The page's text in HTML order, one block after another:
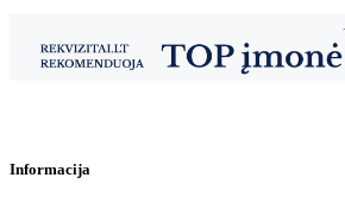
Informacija